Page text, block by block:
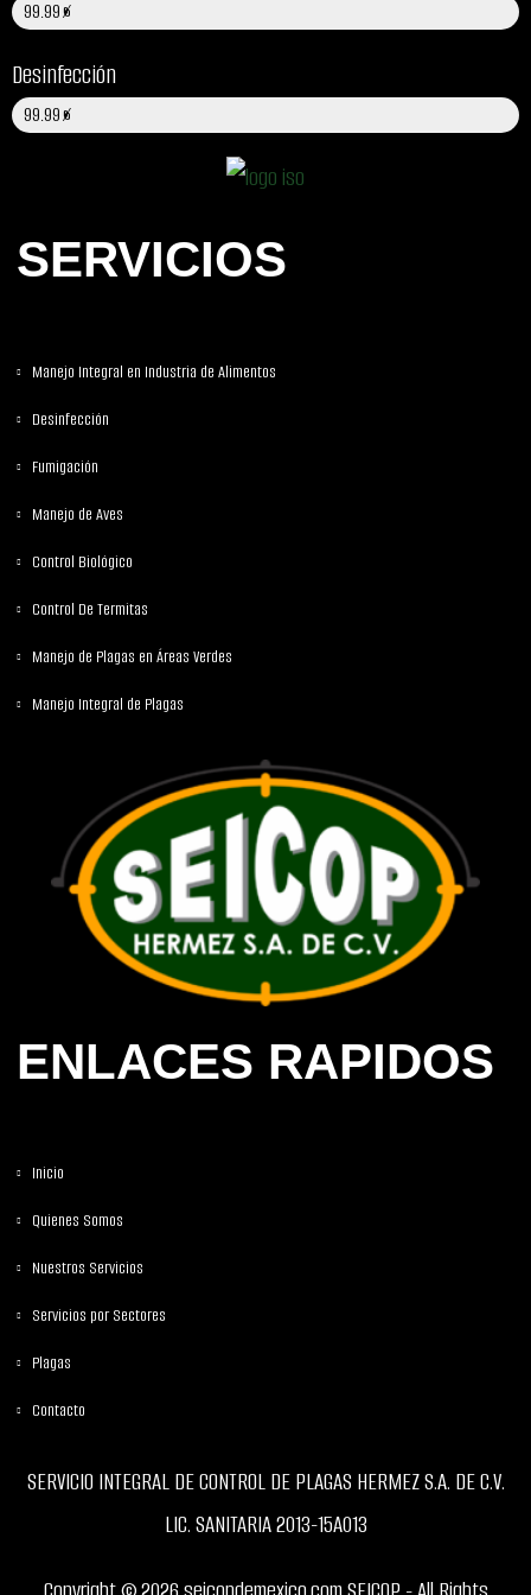
Efectividad
99.99%
Desinfección
Efectividad
99.99%
SERVICIOS
Manejo Integral en Industria de Alimentos
Desinfección
Fumigación
Manejo de Aves
Control Biológico
Control De Termitas
Manejo de Plagas en Áreas Verdes
Manejo Integral de Plagas
ENLACES RAPIDOS
Inicio
Quienes Somos
Nuestros Servicios
Servicios por Sectores
Plagas
Contacto
SERVICIO INTEGRAL DE CONTROL DE PLAGAS HERMEZ S.A. DE C.V.
LIC. SANITARIA 2013-15A013